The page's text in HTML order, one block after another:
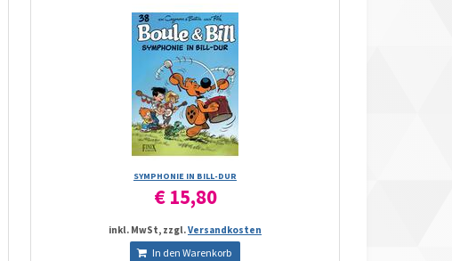
SYMPHONIE IN BILL-DUR
€ 15,80
inkl. MwSt, zzgl.Versandkosten
In den Warenkorb